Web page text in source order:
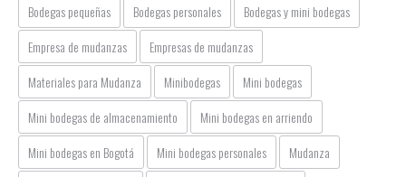
Bodegas pequeñas
Bodegas personales
Bodegas y mini bodegas
Empresa de mudanzas
Empresas de mudanzas
Materiales para Mudanza
Minibodegas
Mini bodegas
Mini bodegas de almacenamiento
Mini bodegas en arriendo
Mini bodegas en Bogotá
Mini bodegas personales
Mudanza